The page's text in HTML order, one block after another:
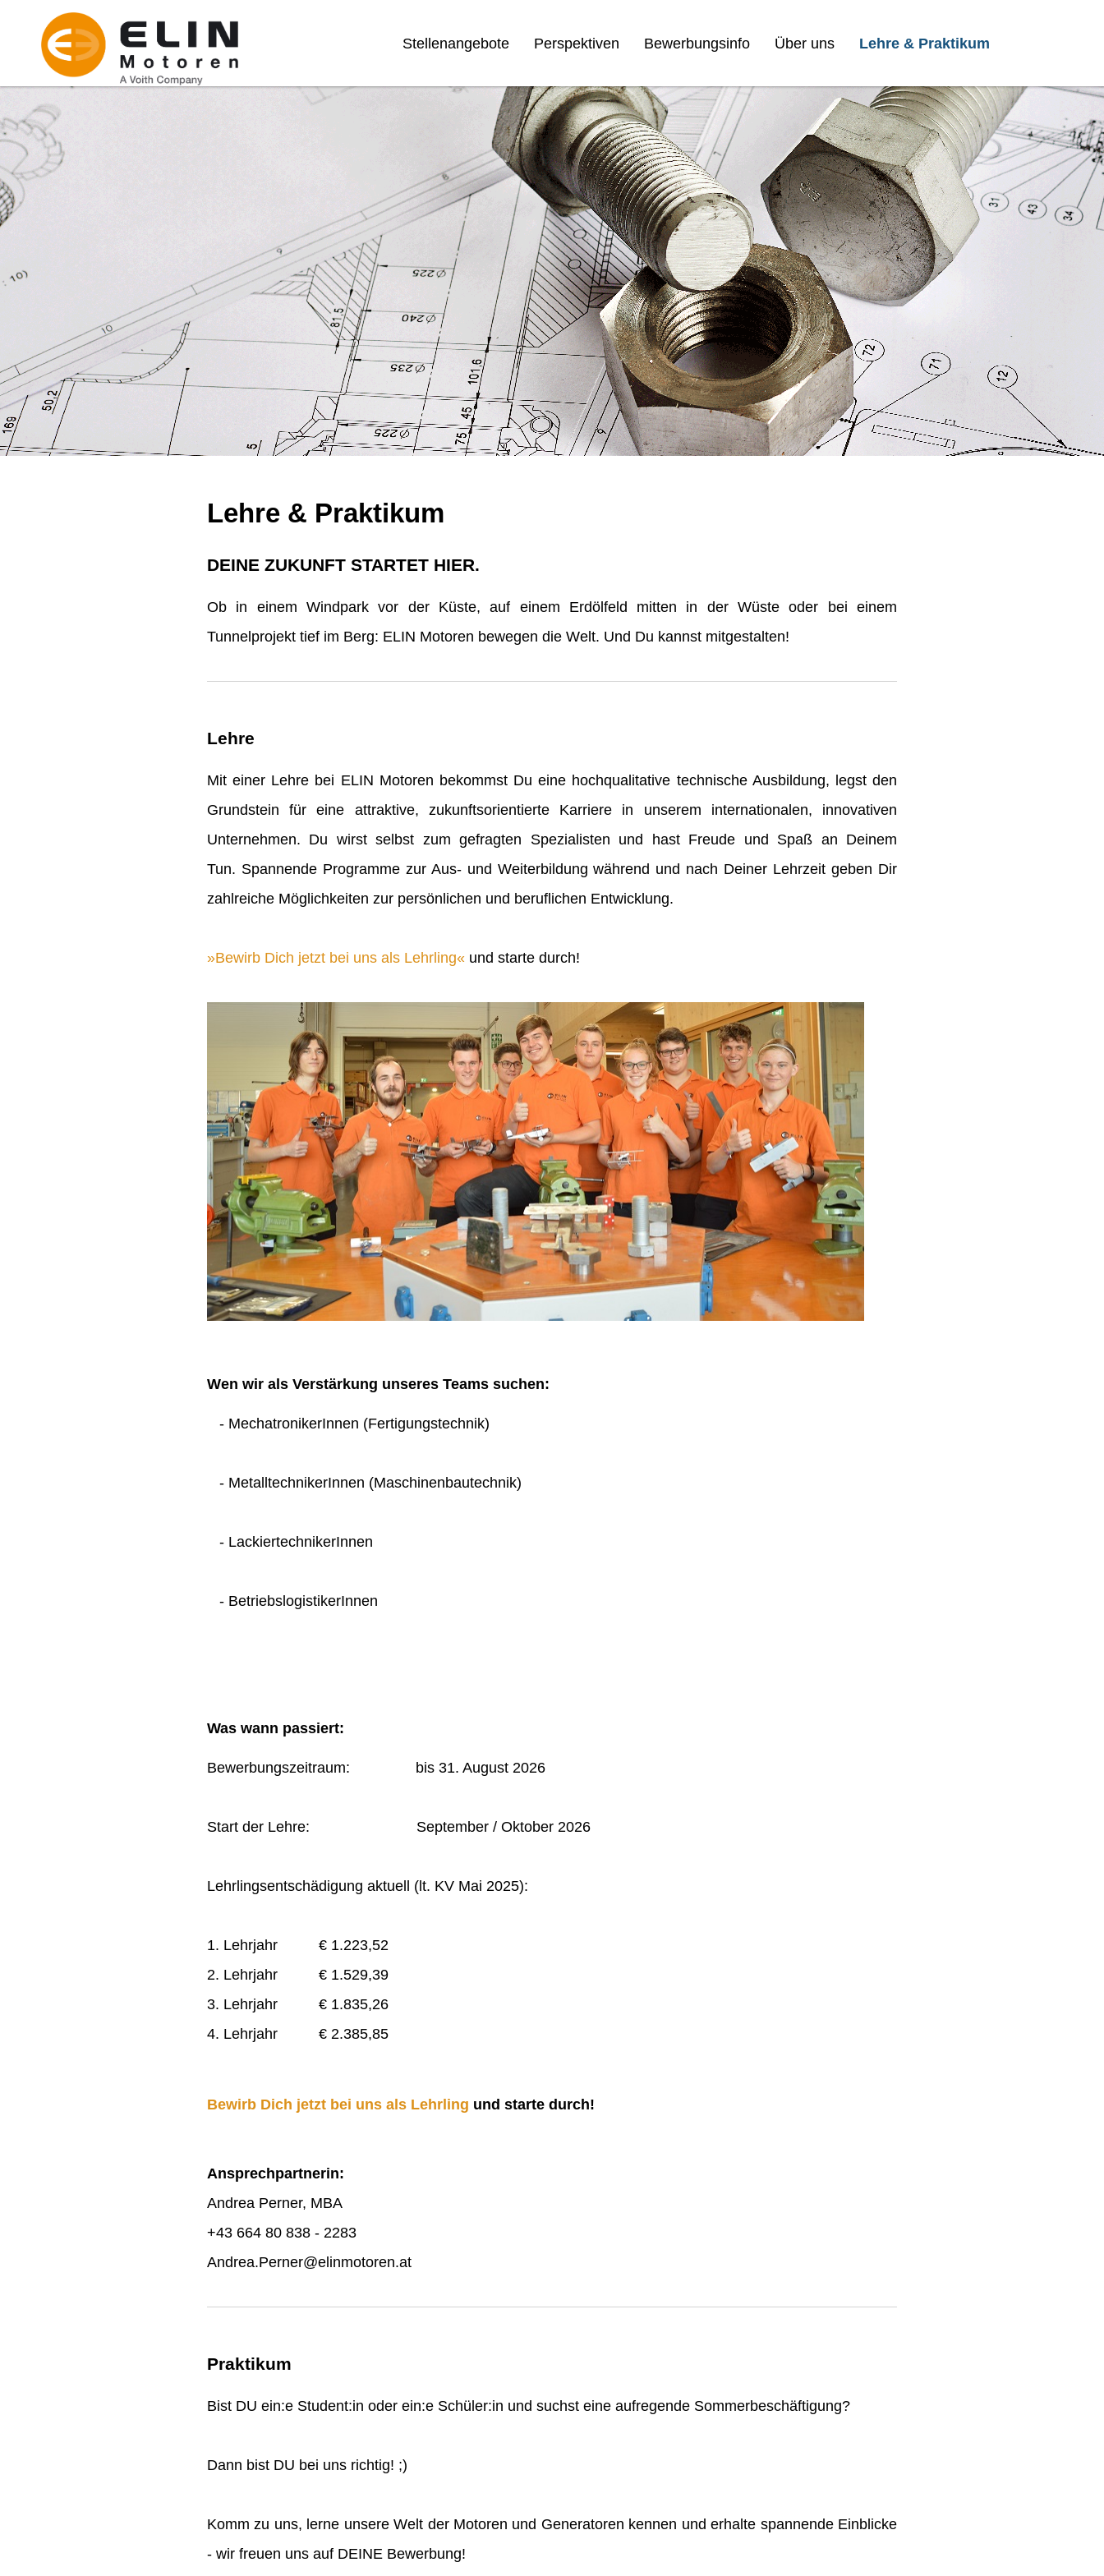
Stellenangebote Perspektiven Bewerbungsinfo Über uns Lehre & Praktikum
Lehre & Praktikum
DEINE ZUKUNFT STARTET HIER.
Ob in einem Windpark vor der Küste, auf einem Erdölfeld mitten in der Wüste oder bei einem
Tunnelprojekt tief im Berg: ELIN Motoren bewegen die Welt. Und Du kannst mitgestalten!
Lehre
Mit einer Lehre bei ELIN Motoren bekommst Du eine hochqualitative technische Ausbildung, legst den
Grundstein für eine attraktive, zukunftsorientierte Karriere in unserem internationalen, innovativen
Unternehmen. Du wirst selbst zum gefragten Spezialisten und hast Freude und Spaß an Deinem
Tun. Spannende Programme zur Aus- und Weiterbildung während und nach Deiner Lehrzeit geben Dir
zahlreiche Möglichkeiten zur persönlichen und beruflichen Entwicklung.
Bewirb Dich jetzt bei uns als Lehrling und starte durch!
Wen wir als Verstärkung unseres Teams suchen:
- MechatronikerInnen (Fertigungstechnik)
- MetalltechnikerInnen (Maschinenbautechnik)
- LackiertechnikerInnen
- BetriebslogistikerInnen
Was wann passiert:
Bewerbungszeitraum: bis 31. August 2026
Start der Lehre: September / Oktober 2026
Lehrlingsentschädigung aktuell (lt. KV Mai 2025):
1. Lehrjahr € 1.223,52
2. Lehrjahr € 1.529,39
3. Lehrjahr € 1.835,26
4. Lehrjahr € 2.385,85
Bewirb Dich jetzt bei uns als Lehrling und starte durch!
Ansprechpartnerin:
Andrea Perner, MBA
+43 664 80 838 - 2283
Andrea.Perner@elinmotoren.at
Praktikum
Bist DU ein:e Student:in oder ein:e Schüler:in und suchst eine aufregende Sommerbeschäftigung?
Dann bist DU bei uns richtig! ;)
Komm zu uns, lerne unsere Welt der Motoren und Generatoren kennen und erhalte spannende Einblicke
- wir freuen uns auf DEINE Bewerbung!